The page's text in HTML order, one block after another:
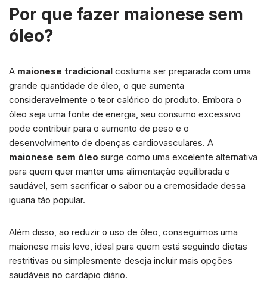
Por que fazer maionese sem
óleo?
A maionese tradicional costuma ser preparada com uma
grande quantidade de óleo, o que aumenta
consideravelmente o teor calórico do produto. Embora o
óleo seja uma fonte de energia, seu consumo excessivo
pode contribuir para o aumento de peso e o
desenvolvimento de doenças cardiovasculares. A
maionese sem óleo surge como uma excelente alternativa
para quem quer manter uma alimentação equilibrada e
saudável, sem sacrificar o sabor ou a cremosidade dessa
iguaria tão popular.
Além disso, ao reduzir o uso de óleo, conseguimos uma
maionese mais leve, ideal para quem está seguindo dietas
restritivas ou simplesmente deseja incluir mais opções
saudáveis no cardápio diário.